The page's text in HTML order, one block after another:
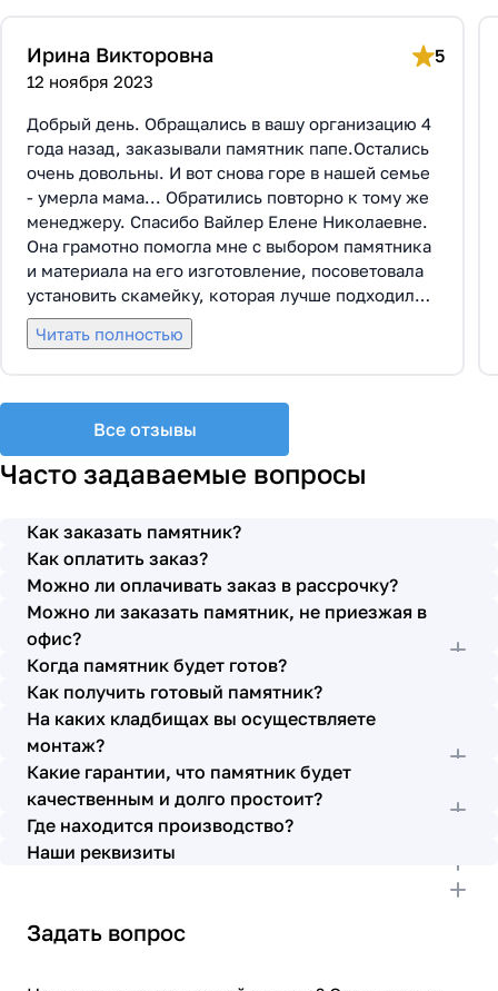
Ирина Викторовна 5
12 ноября 2023
Добрый день. Обращались в вашу организацию 4
года назад, заказывали памятник папе.Остались
очень довольны. И вот снова горе в нашей семье
- умерла мама... Обратились повторно к тому же
менеджеру. Спасибо Вайлер Елене Николаевне.
Она грамотно помогла мне с выбором памятника
и материала на его изготовление, посоветовала
установить скамейку, которая лучше подходила
по общему дизайну. Вышли на улицу, посмотрели
представленные варианты, я определилась с
все этапы которого были выполнены вовремя и
без нареканий с нашей стороны, все наши
просьбы учтены. В первое наше обращение мы
бригада Головачёва Владимира. Поэтому и в этот
раз я поросила, если можно, то назначить эту же
бригаду. Мне пошли на встречу, спасибо. Ребята
работают спокойно, но в тоже время, соблюдая
всю технологию, работаю слаженно и
качественно. Я присутствовала при монтаже,
ребят это нисколько не смутило. Они, как и
Елена Николаевна, ответили на все мои вопросы,
которые возникли в процессе. Спасибо.
Выражаю благодарность от имени всей нашей
семьи за выполнение заказа в срок и
качественно. К руководству просьба по-
возможности премировать работников.
Читать полностью
Все отзывы
Часто задаваемые вопросы
Как заказать памятник?
Как оплатить заказ?
Можно ли оплачивать заказ в рассрочку?
Можно ли заказать памятник, не приезжая в
офис?
Когда памятник будет готов?
Как получить готовый памятник?
На каких кладбищах вы осуществляете
монтаж?
Какие гарантии, что памятник будет
качественным и долго простоит?
Где находится производство?
Наши реквизиты
Задать вопрос